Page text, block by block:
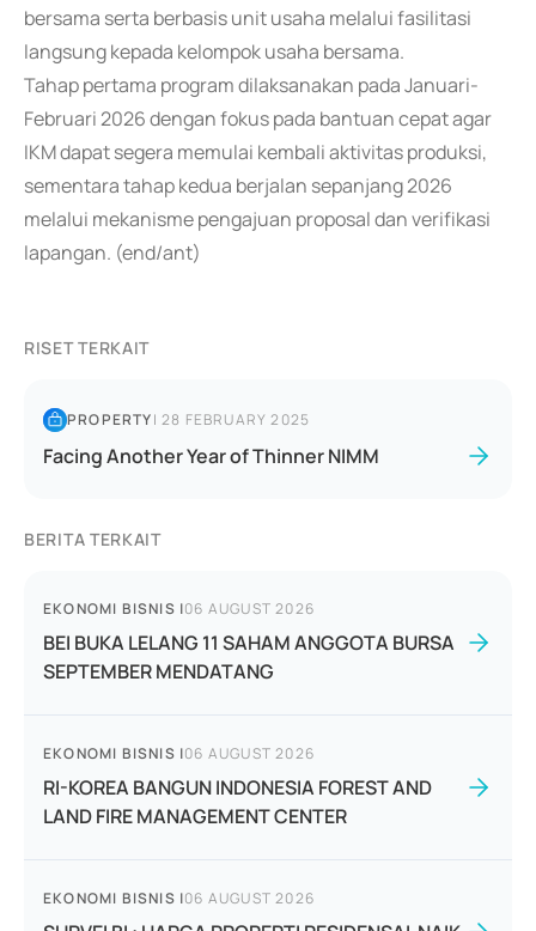
bersama serta berbasis unit usaha melalui fasilitasi
langsung kepada kelompok usaha bersama.
Tahap pertama program dilaksanakan pada Januari-
Februari 2026 dengan fokus pada bantuan cepat agar
IKM dapat segera memulai kembali aktivitas produksi,
sementara tahap kedua berjalan sepanjang 2026
melalui mekanisme pengajuan proposal dan verifikasi
lapangan. (end/ant)
RISET TERKAIT
PROPERTY|28 FEBRUARY 2025
Facing Another Year of Thinner NIMM
BERITA TERKAIT
EKONOMI BISNIS |06 AUGUST 2026
BEI BUKA LELANG 11 SAHAM ANGGOTA BURSA
SEPTEMBER MENDATANG
EKONOMI BISNIS |06 AUGUST 2026
RI-KOREA BANGUN INDONESIA FOREST AND
LAND FIRE MANAGEMENT CENTER
EKONOMI BISNIS |06 AUGUST 2026